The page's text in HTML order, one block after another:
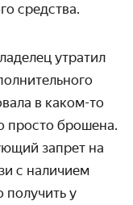
средства.
утратил
в каком-то
просто брошена.
запрет на
с наличием
у